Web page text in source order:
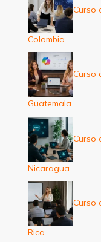
Curso
Colombia
Curso
Guatemala
Curso
Nicaragua
Curso
Rica